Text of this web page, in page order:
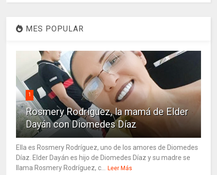
MES POPULAR
1
Rosmery Rodríguez, la mamá de Elder
Dayán con Diomedes Díaz
Ella es Rosmery Rodríguez, uno de los amores de Diomedes
Díaz. Elder Dayán es hijo de Diomedes Díaz y su madre se
llama Rosmery Rodríguez, c...
Leer Más